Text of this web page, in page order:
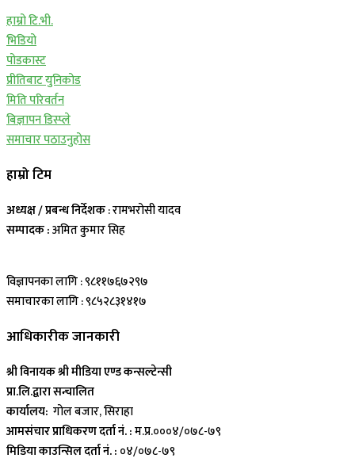
हाम्रो टि.भी.
भिडियो
पोडकास्ट
प्रीतिबाट युनिकोड
मिति परिवर्तन
बिज्ञापन डिस्प्ले
समाचार पठाउनुहोस
हाम्रो टिम
अध्यक्ष / प्रबन्ध निर्देशक: रामभरोसी यादव
सम्पादक :अमित कुमार सिह
विज्ञापनका लागि : ९८११७६७२९७
समाचारका लागि : ९८५२८३१४१७
आधिकारीक जानकारी
श्री विनायक श्री मीडिया एण्ड कन्सल्टेन्सी
प्रा.लि.द्वारा सन्चालित
कार्यालय: गोल बजार, सिराहा
आमसंचार प्राधिकरण दर्ता नं. :म.प्र.०००४/०७८-७९
मिडिया काउन्सिल दर्ता नं. : ०४/०७८-७९